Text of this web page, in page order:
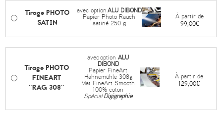
Tirage PHOTO
SATIN
avec option ALU DIBOND
Papier Photo Rauch
satiné 250 g
À partir de
99,00€
Tirage PHOTO
FINEART
"RAG 308"
avecoptionALU
DIBOND
Papier FineArt
Hahnemühle 308g
Mat FineArt Smooth
100% coton
SpécialDigigraphie
À partir de
129,00€